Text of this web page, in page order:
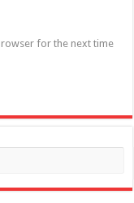
for the next time